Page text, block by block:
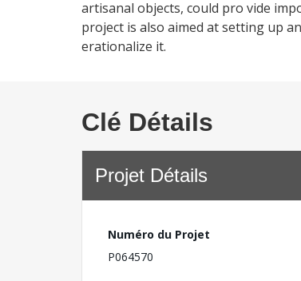
artisanal objects, could pro vide
project is also aimed at setting up
erationalize it.
Clé Détails
Projet Détails
Numéro du Projet
P064570